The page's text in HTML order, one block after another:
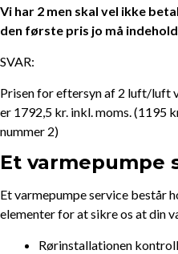
Vi har 2 men skal vel ikke
den første pris jo må
SVAR:
Prisen for eftersyn af 2 luft/luft
er 1792,5 kr. inkl. moms. (1195
nummer 2)
Et varmepumpe
Et varmepumpe service består
elementer for at sikre os at din
Rørinstallationen